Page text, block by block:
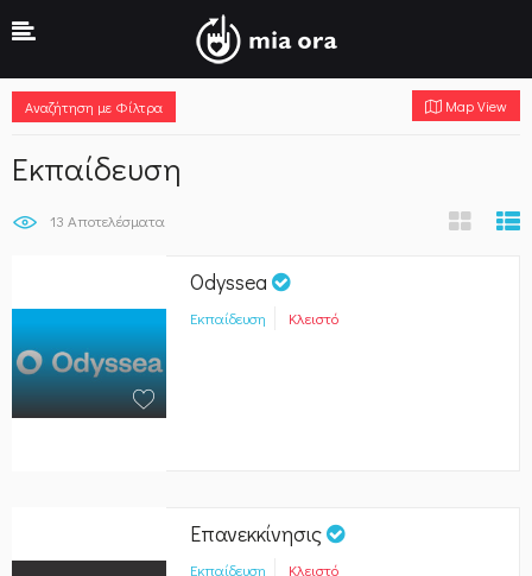
Αναζήτηση με Φίλτρα Map View
Εκπαίδευση
13 Αποτελέσματα
Odyssea
Εκπαίδευση Κλειστό
Επανεκκίνησις
Εκπαίδευση Κλειστό